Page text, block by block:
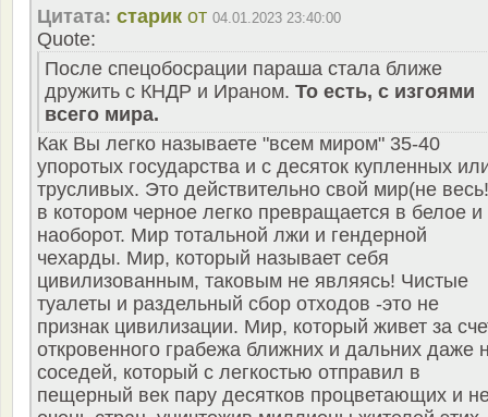
Цитата: старик от 04.01.2023 23:40:00
Quote:
После спецобосрации параша стала ближе
дружить с КНДР и Ираном. То есть, с изгоями
всего мира.
Как Вы легко называете "всем миром" 35-40
упоротых государства и с десяток купленных
трусливых. Это действительно свой мир(не
в котором черное легко превращается в белое и
наоборот. Мир тотальной лжи и гендерной
чехарды. Мир, который называет себя
цивилизованным, таковым не являясь! Чистые
туалеты и раздельный сбор отходов -это не
признак цивилизации. Мир, который живет за
откровенного грабежа ближних и дальних даже
соседей, который с легкостью отправил в
пещерный век пару десятков процветающих и